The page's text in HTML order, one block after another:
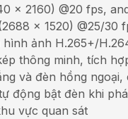
× 2160) @20 fps,
× 1520) @25/30
hình ảnh H.265+/
thông minh, tích
và đèn hồng ngoại,
động bật đèn khi
vực quan sát